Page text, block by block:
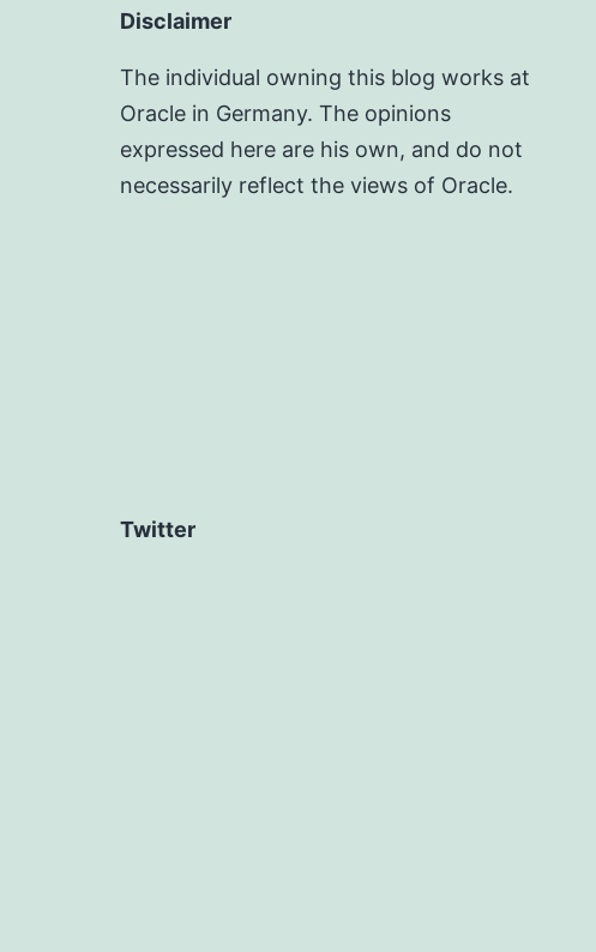
Disclaimer
The individual owning this blog works at
Oracle in Germany. The opinions
expressed here are his own, and do not
necessarily reflect the views of Oracle.
Twitter